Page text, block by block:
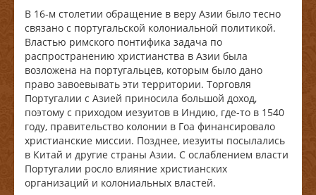
В 16-м столетии обращение в веру Азии было тесно
связано с португальской колониальной политикой.
Властью римского понтифика задача по
распространению христианства в Азии была
возложена на португальцев, которым было дано
право завоевывать эти территории. Торговля
Португалии с Азией приносила большой доход,
поэтому с приходом иезуитов в Индию, где-то в 1540
году, правительство колонии в Гоа финансировало
христианские миссии. Позднее, иезуиты посылались
в Китай и другие страны Азии. С ослаблением власти
Португалии росло влияние христианских
организаций и колониальных властей.